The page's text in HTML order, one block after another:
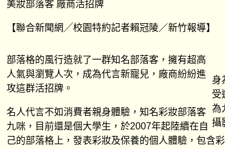
美妝部落客 廠商活招牌
【聯合新聞網╱校園特約記者賴冠陵／新竹報導】
身
受
為
攝
部落格的風行造就了一群知名部落客，擁有超高
人氣與瀏覽人次，成為代言新寵兒，廠商紛紛進
攻這群活招牌。
名人代言不如消費者親身體驗，知名彩妝部落客
九咪，目前還是個大學生，於2007年起陸續在自
己的部落格上，發表彩妝及保養的個人體驗，包含